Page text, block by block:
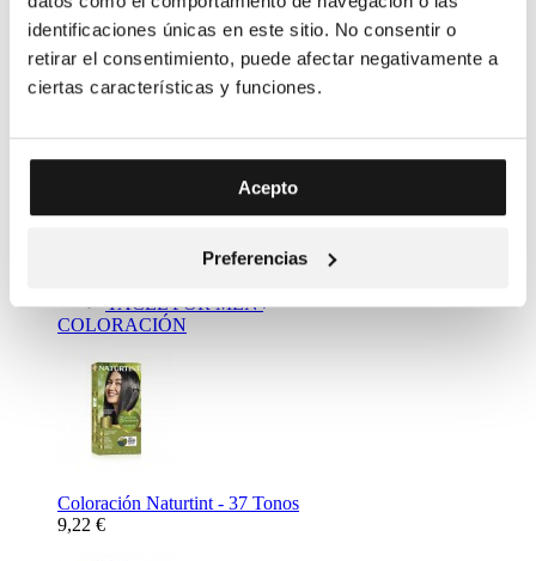
identificaciones únicas en este sitio. No consentir o
retirar el consentimiento, puede afectar negativamente a
ciertas características y funciones.
Acepto
Preferencias
11,20 €
NATURTINT
YACEL FOR MEN
COLORACIÓN
Coloración Naturtint - 37 Tonos
9,22 €